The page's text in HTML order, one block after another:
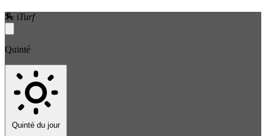
🏇 iTurf
Quinté
Quinté du jour